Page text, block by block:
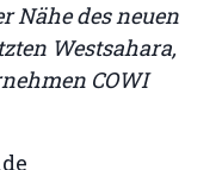
Nähe des neuen
Westsahara,
COWI